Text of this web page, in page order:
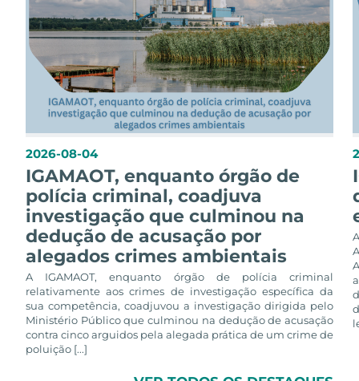
2026-08-04
IGAMAOT, enquanto órgão de
polícia criminal, coadjuva
investigação que culminou na
dedução de acusação por
alegados crimes ambientais
A IGAMAOT, enquanto órgão de polícia criminal
relativamente aos crimes de investigação específica da
sua competência, coadjuvou a investigação dirigida pelo
Ministério Público que culminou na dedução de acusação
contra cinco arguidos pela alegada prática de um crime de
poluição [...]